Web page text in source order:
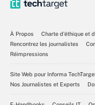
À Propos
Charte d’éthique et
Rencontrez les journalistes
Réimpressions
Site Web pour Informa
Nos Journalistes et Experts